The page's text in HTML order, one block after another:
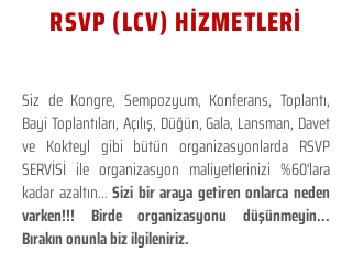
RSVP (LCV) HİZMETLERİ
Siz de Kongre, Sempozyum, Konferans, Toplantı,
Bayi Toplantıları, Açılış, Düğün, Gala, Lansman, Davet
ve Kokteyl gibi bütün organizasyonlarda RSVP
SERVİSİ ile organizasyon maliyetlerinizi %60'lara
kadar azaltın...Sizi bir araya getiren onlarca neden
varken!!! Birde organizasyonu düşünmeyin...
Bırakın onunla biz ilgileniriz.